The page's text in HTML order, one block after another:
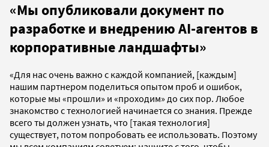
«Мы опубликовали документ по
разработке и внедрению AI-агентов в
корпоративные ландшафты»
«Для нас очень важно с каждой компанией, [каждым]
нашим партнером поделиться опытом проб и ошибок,
которые мы «прошли» и «проходим» до сих пор. Любое
знакомство с технологией начинается со знания. Прежде
всего ты должен узнать, что [такая технология]
существует, потом попробовать ее использовать. Поэтому